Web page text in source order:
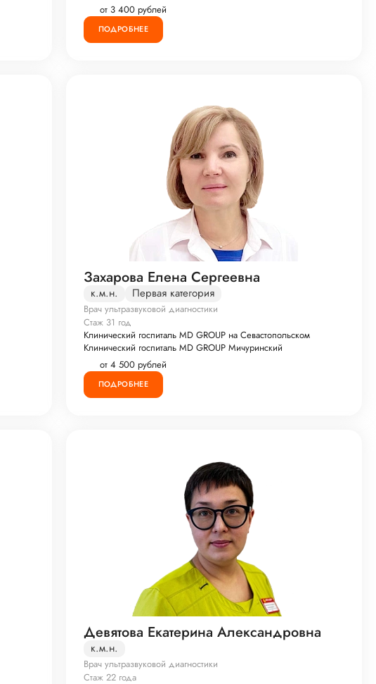
от 3 400 рублей
ПОДРОБНЕЕ
Захарова Елена Сергеевна
к.м.н. Первая категория
Врач ультразвуковой диагностики
Стаж 31 год
Клинический госпиталь MD GROUP на Севастопольском
Клинический госпиталь MD GROUP Мичуринский
от 4 500 рублей
ПОДРОБНЕЕ
Девятова Екатерина Александровна
к.м.н.
Врач ультразвуковой диагностики
Стаж 22 года